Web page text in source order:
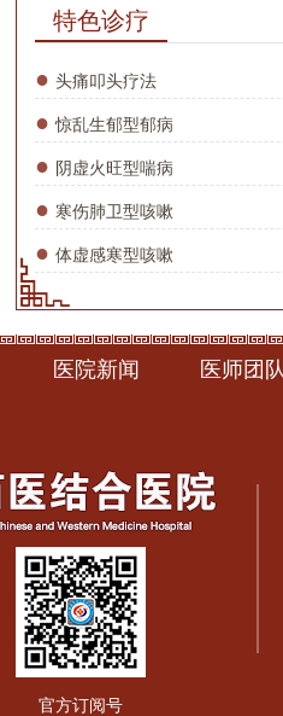
特色诊疗
● 头痛叩头疗法
● 惊乱生郁型郁病
● 阴虚火旺型喘病
● 寒伤肺卫型咳嗽
● 体虚感寒型咳嗽
医院新闻 医师团队
官方订阅号